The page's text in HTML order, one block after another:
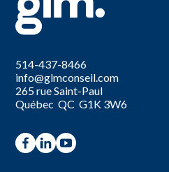
514-437-8466
info@glmconseil.com
265 rue Saint-Paul
Québec QC G1K 3W6